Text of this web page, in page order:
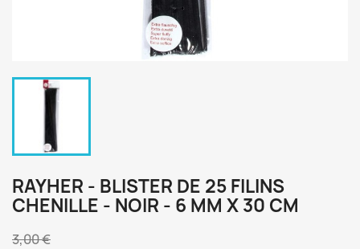
RAYHER - BLISTER DE 25 FILINS
CHENILLE - NOIR - 6 MM X 30 CM
3,00 €